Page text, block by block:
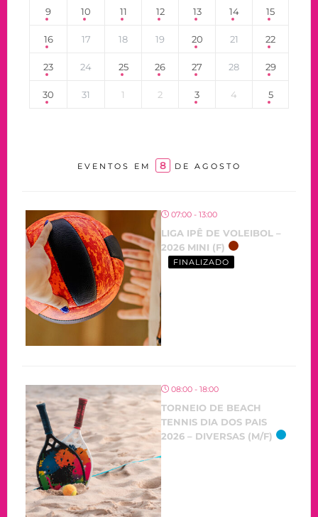
9 10 11 12 13 14 15
16 17 18 19 20 21 22
23 24 25 26 27 28 29
30 31 1 2 3 4 5
EVENTOS EM 8 DE AGOSTO
07:00 - 13:00
LIGA IPÊ DE VOLEIBOL –
2026 MINI (F)
FINALIZADO
08:00 - 18:00
TORNEIO DE BEACH
TENNIS DIA DOS PAIS
2026 – DIVERSAS (M/F)